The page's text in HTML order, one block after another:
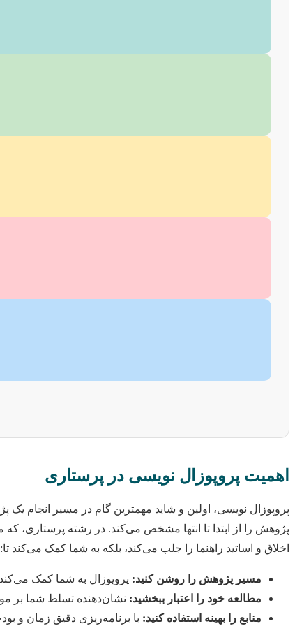
اهمیت پروپوزال نویسی در پرستاری
پروپوزال نویسی، اولین و شاید مهمترین گام در مسیر
پژوهش را از ابتدا تا انتها مشخص می‌کند. در رشته پرستاری،
اخلاق و اساتید راهنما را جلب می‌کند، بلکه به شما کمک می‌کند تا:
مسیر پژوهش را روشن کنید: پروپوزال به شما کمک
مطالعه خود را اعتبار ببخشید: نشان‌دهنده تسلط شما بر
منابع را بهینه استفاده کنید: با برنامه‌ریزی دقیق زمان و